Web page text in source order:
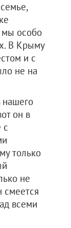
мы особо
В Крыму
и с
не на
нашего
он в
с
только
не
смеется
всеми